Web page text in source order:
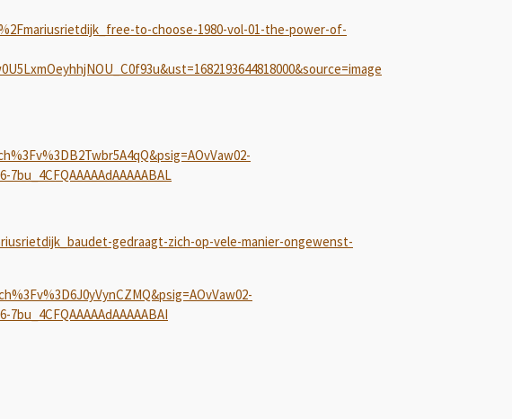
to-choose-1980-vol-01-the-power-of-
gedraagt-zich-op-vele-manier-ongewenst-